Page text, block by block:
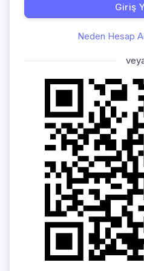
Giriş
Neden Hesap